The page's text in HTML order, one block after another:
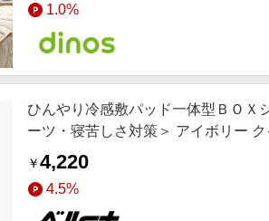
1.0%
ひんやり冷感敷パッド一体型ＢＯＸ
ーツ・寝苦しさ対策＞ アイボリー
ンテリア,お薦め商品,ロングセラー,
￥4,220
4.5%